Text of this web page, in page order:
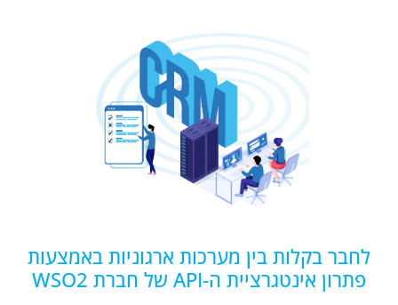
לחבר בקלות בין מערכות ארגוניות באמצעות
פתרון אינטגרציית ה-API של חברת WSO2